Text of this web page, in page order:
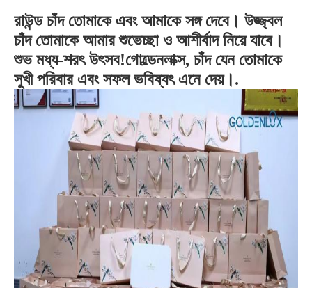
রাউন্ড চাঁদ তোমাকে এবং আমাকে সঙ্গ দেবে। উজ্জ্বল
চাঁদ তোমাকে আমার শুভেচ্ছা ও আশীর্বাদ নিয়ে যাবে।
শুভ মধ্য-শরৎ উৎসব!গোল্ডেনলাক্স, চাঁদ যেন তোমাকে
সুখী পরিবার এবং সফল ভবিষ্যৎ এনে দেয়।.